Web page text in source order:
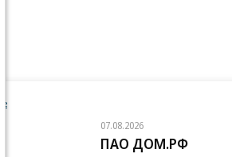
07.08.2026
ПАО ДОМ.РФ